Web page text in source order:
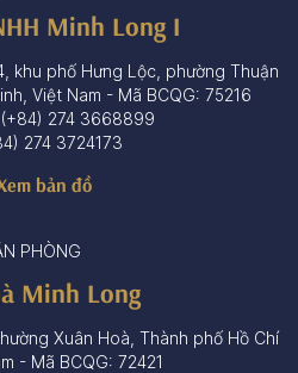
Minh Long I
khu phố Hưng Lộc, phường Thuận
Việt Nam - Mã BCQG: 75216
274 3668899
274 3724173
bản đồ
PHÒNG
Minh Long
Xuân Hoà, Thành phố Hồ Chí
- Mã BCQG: 72421